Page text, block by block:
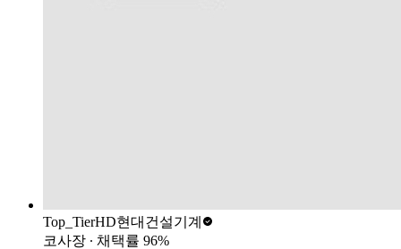
Top_TierHD현대건설기계
코사장 ∙ 채택률 96%